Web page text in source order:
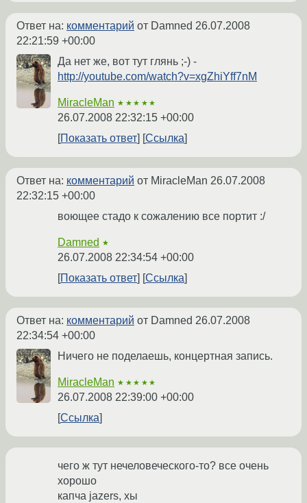
Ответ на: комментарий от Damned 26.07.2008
22:21:59 +00:00
Да нет же, вот тут глянь ;-) -
http://youtube.com/watch?v=xgZhiYff7nM
MiracleMan ★★★★★
26.07.2008 22:32:15 +00:00
Показать ответ
Ссылка
Ответ на: комментарий от MiracleMan 26.07.2008
22:32:15 +00:00
воющее стадо к сожалению все портит :/
Damned ★
26.07.2008 22:34:54 +00:00
Показать ответ
Ссылка
Ответ на: комментарий от Damned 26.07.2008
22:34:54 +00:00
Ничего не поделаешь, концертная запись.
MiracleMan ★★★★★
26.07.2008 22:39:00 +00:00
Ссылка
чего ж тут нечеловеческого-то? все очень
хорошо
капча jazers, хы